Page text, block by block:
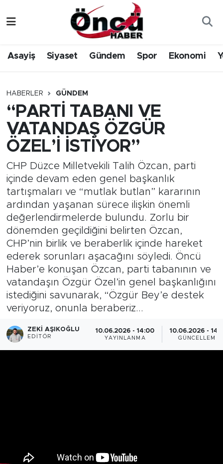
Asayiş Siyaset Gündem Spor Ekonomi
HABERLER GÜNDEM
“PARTİ TABANI VE
VATANDAŞ ÖZGÜR
ÖZEL’İ İSTİYOR”
CHP Düzce Milletvekili Talih Özcan, parti
içinde devam eden genel başkanlık
tartışmaları ve “mutlak butlan” kararının
ardından yaşanan sürece ilişkin önemli
değerlendirmelerde bulundu. Zorlu bir
dönemden geçildiğini belirten Özcan,
CHP’nin birlik ve beraberlik içinde hareket
ederek sorunları aşacağını söyledi. Öncü
Haber’e konuşan Özcan, parti tabanının ve
vatandaşın Özgür Özel’in genel başkanlığını
istediğini savunarak, “Özgür Bey’e destek
veriyoruz, onunla beraberiz...
ZEKI AŞIKOĞLU
EDITÖR
10.06.2026 - 14:00
YAYINLANMA
10.06.2026 -
GÜNCELLEME
Gündem
Sağlık & Çevre
Spor
Siyaset
Yerel Haber
Öncü Radyo Dinle
Öncü TV İzle
Düzce Nöbetçi Eczaneler
Düzce Hava Durumu
Düzce Namaz Vakitleri
Düzce Trafik Yoğunluk Haritası
Süper Lig Puan Durumu ve Fikstür
Tüm Manşetler
Son Dakika Haberleri
Haber Arşivi